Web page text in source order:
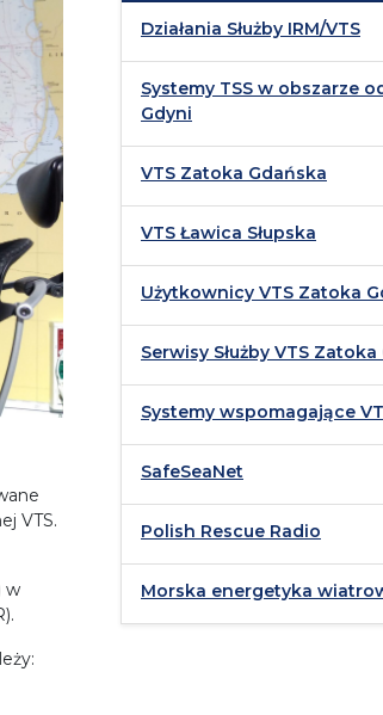
VTS.
w
Działania Służby IRM/VTS
Systemy TSS w obszarze
Gdyni
VTS Zatoka Gdańska
VTS Ławica Słupska
Użytkownicy VTS Zatoka
Serwisy Służby VTS
Systemy wspomagające
SafeSeaNet
Polish Rescue Radio
Morska energetyka